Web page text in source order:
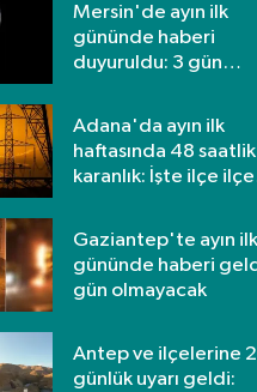
Mersin'de ayın ilk
gününde haberi
duyuruldu: 3 gün
Adana'da ayın ilk
haftasında 48 saatlik
karanlık: İşte ilçe ilçe
Gaziantep'te ayın ilk
gününde haberi
gün olmayacak
Antep ve ilçelerine 2
günlük uyarı geldi: